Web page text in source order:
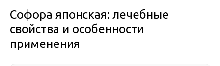
Софора японская: лечебные
свойства и особенности
применения